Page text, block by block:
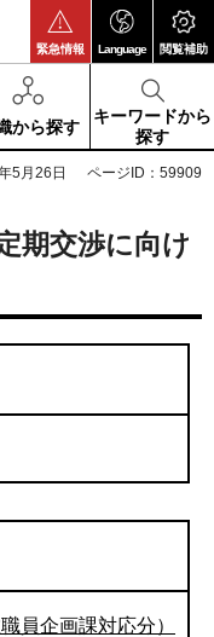
緊急情報 Language 閲覧補助
から探す
キーワードから
探す
5月26日 ページID：59909
期交渉に向け
員企画課対応分）